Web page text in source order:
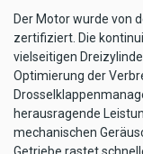
Der Motor wurde von
zertifiziert. Die
vielseitigen
Optimierung der
herausragende
mechanischen
Getriebe rastet